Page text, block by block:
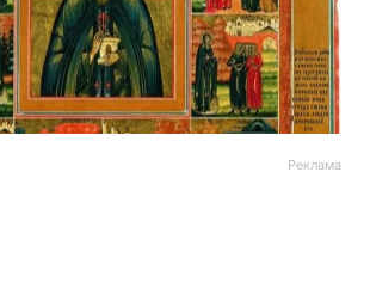
Реклама